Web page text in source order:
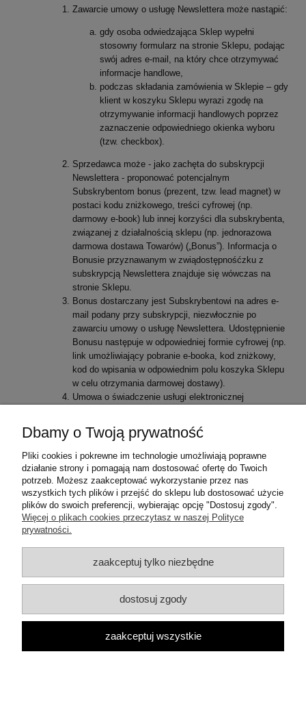
Zawarcie umowy o usługę Newslettera może nastąpić:
gdy osoba odwiedzająca Sklep wypełni
stosowny formularz na stronie Sklepu, podając
swój adres e-mail, na który chce otrzymywać
informacje handlowe,
podczas składania zamówienia w Sklepie – gdy
klient w koszyku Sklepu wyrazi zgodę na
otrzymywanie informacji handlowych poprzez
zaznaczenie odpowiedniego okienka wyboru
(tzw. checkbox).
Sprzedawca może - jako zachęta do subskrypcji
Newslettera - proponować potencjalnym
Subskrybentom bonus (prezent, tzw. lead magnet) w
postaci kodu zniżkowego, treści cyfrowej (np.
darmowy e-book) lub innej korzyści dla subskrybenta,
związanej z działalnością sklepu (np. jednorazowa
darmowa dostawa Towarów) („Bonus”). Informacja o
Bonusie przyznawanym w zwiądostępnośćzku z
subskrypcją Newslettera znajduje się wówczas na
stronie Sklepu.
Bonus dostarczany jest Subskrybentowi na adres e-
mail podany przy subskrypcji, niezwłocznie po
zawarciu umowy o usługę Newslettera. Udostępnienie
Bonusu następuje w odpowiedniej formie cyfrowej (np.
link umożliwiający pobranie e-booka, kod zniżkowy,
kod do wpisania w odpowiednim polu koszyka Sklepu
w celu otrzymania darmowej dostawy).
Umowa o świadczenie usługi elektronicznej
Newslettera bez podawania przyczyny. W tym celu
należy:
kliknąć w stosowny link zawarty w każdej
wiadomości wysyłanej w ramach Newslettera
lub
skontaktować się ze Sprzedawcą
umowy o świadczenie usługi Newslettera w terminie
14 dni od jej zawarcia.
świadczenia usługi Newslettera, o czym wszyscy
Subskrybenci zostaną powiadomieni.
W przypadku, gdy Subskrybent nie otwiera
Dbamy o Twoją prywatność
Pliki cookies i pokrewne im technologie umożliwiają poprawne
działanie strony i pomagają nam dostosować ofertę do Twoich
potrzeb. Możesz zaakceptować wykorzystanie przez nas
wszystkich tych plików i przejść do sklepu lub dostosować użycie
plików do swoich preferencji, wybierając opcję "Dostosuj zgody".
Więcej o plikach cookies przeczytasz w naszej Polityce
prywatności.
zaakceptuj tylko niezbędne
dostosuj zgody
zaakceptuj wszystkie